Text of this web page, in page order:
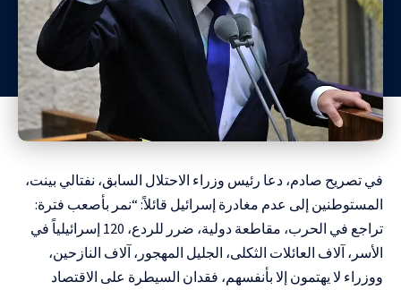
في تصريح صادم، دعا رئيس وزراء الاحتلال السابق، نفتالي بينت،
المستوطنين إلى عدم مغادرة إسرائيل قائلاً: “نمر بأصعب فترة:
تراجع في الحرب، مقاطعة دولية، ضرر للردع، 120 إسرائيلياً في
الأسر، آلاف العائلات الثكلى، الجليل المهجور، آلاف النازحين،
ووزراء لا يهتمون إلا بأنفسهم، فقدان السيطرة على الاقتصاد